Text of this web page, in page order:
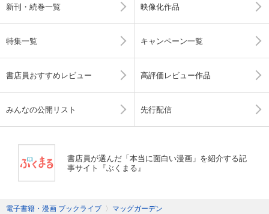
新刊・続巻一覧 映像化作品
特集一覧 キャンペーン一覧
書店員おすすめレビュー 高評価レビュー作品
みんなの公開リスト 先行配信
書店員が選んだ「本当に面白い漫画」を紹介する記
事サイト『ぶくまる』
電子書籍・漫画 ブックライブ 〉 マッグガーデン